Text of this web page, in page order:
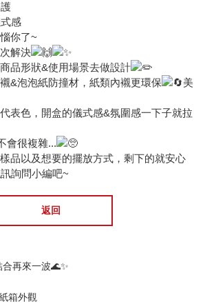
感
你了~
解決
品形狀&使用場景去做設計
&泡泡紙防撞材，紙類內襯更環保
美
表色，開盒的儀式感&氛圍感一下子就拉
會很複雜...
品以及想要的擺放方式，剩下的就安心
詢問小編吧~
返回
再來一波🌊✨
箱外觀